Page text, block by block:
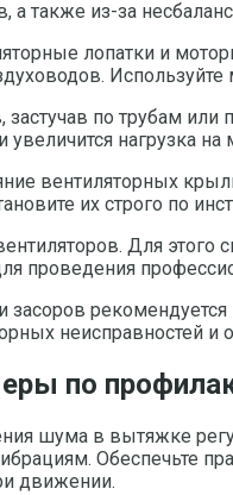
а также из-за
лопатки и
застучав по трубам
нагрузка
вентиляторных
их строго по
Для
проведения
засоров
неисправностей
по
шума в вытяжке
Обеспечьте
движении.